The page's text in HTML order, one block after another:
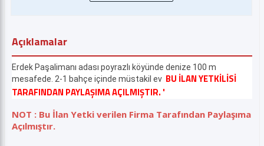
Açıklamalar
Erdek Paşalimanı adası poyrazlı köyünde denize 100 m
mesafede. 2-1 bahçe içinde müstakil ev BU İLAN YETKİLİSİ
TARAFINDAN PAYLAŞIMA AÇILMIŞTIR. '
NOT : Bu İlan Yetki verilen Firma Tarafından Paylaşıma
Açılmıştır.